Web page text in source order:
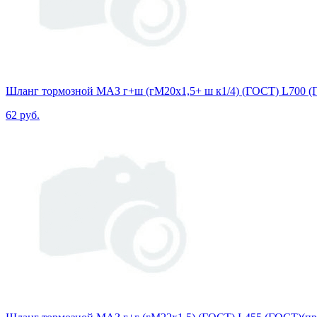
Шланг тормозной МАЗ г+ш (гМ20х1,5+ ш к1/4) (ГОСТ) L700
62 руб.